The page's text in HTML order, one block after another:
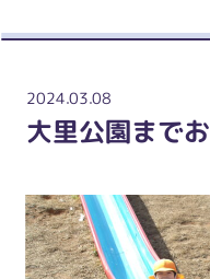
2024.03.08
大里公園まで